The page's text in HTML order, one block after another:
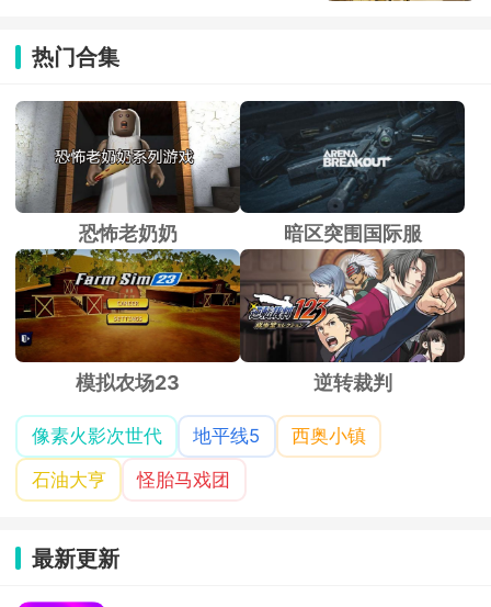
热门合集
恐怖老奶奶 暗区突围国际服
模拟农场23 逆转裁判
像素火影次世代 地平线5
西奥小镇
石油大亨
怪胎马戏团
最新更新